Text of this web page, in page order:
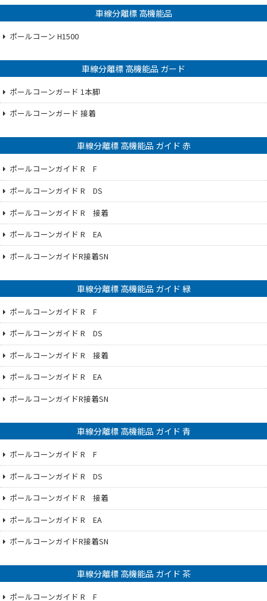
車線分離標 高機能品
ポールコーン H1500
車線分離標 高機能品 ガード
ポールコーンガード 1本脚
ポールコーンガード 接着
車線分離標 高機能品 ガイド 赤
ポールコーンガイド R F
ポールコーンガイド R DS
ポールコーンガイド R 接着
ポールコーンガイド R EA
ポールコーンガイドR接着SN
車線分離標 高機能品 ガイド 緑
ポールコーンガイド R F
ポールコーンガイド R DS
ポールコーンガイド R 接着
ポールコーンガイド R EA
ポールコーンガイドR接着SN
車線分離標 高機能品 ガイド 青
ポールコーンガイド R F
ポールコーンガイド R DS
ポールコーンガイド R 接着
ポールコーンガイド R EA
ポールコーンガイドR接着SN
車線分離標 高機能品 ガイド 茶
ポールコーンガイド R F